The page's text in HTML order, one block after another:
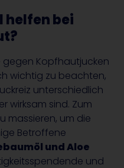
helfen bei
gegen Kopfhautjucken
wichtig zu beachten,
unterschiedlich
wirksam sind. Zum
massieren, um die
Betroffene
und Aloe
und